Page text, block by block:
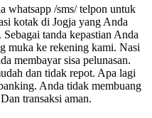
whatsapp /sms/ telpon untuk
kotak di Jogja yang Anda
tanda kepastian Anda
muka ke rekening kami. Nasi
membayar sisa pelunasan.
dan tidak repot. Apa lagi
Anda tidak membuang
transaksi aman.